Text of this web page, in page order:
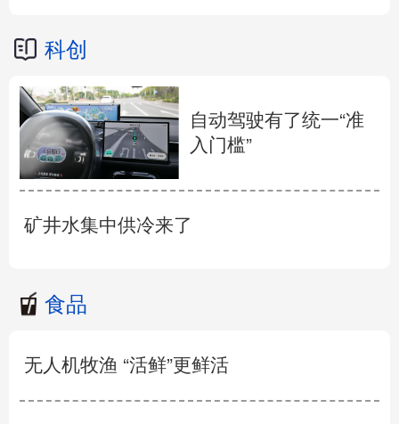
科创
自动驾驶有了统一“准
入门槛”
矿井水集中供冷来了
食品
无人机牧渔 “活鲜”更鲜活